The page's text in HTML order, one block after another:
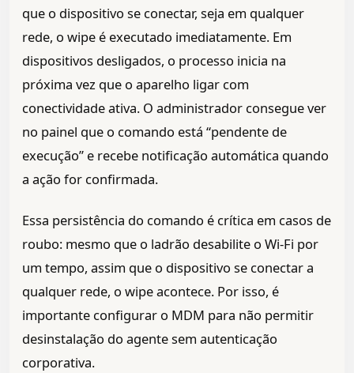
que o dispositivo se conectar, seja em qualquer
rede, o wipe é executado imediatamente. Em
dispositivos desligados, o processo inicia na
próxima vez que o aparelho ligar com
conectividade ativa. O administrador consegue ver
no painel que o comando está “pendente de
execução” e recebe notificação automática quando
a ação for confirmada.
Essa persistência do comando é crítica em casos de
roubo: mesmo que o ladrão desabilite o Wi-Fi por
um tempo, assim que o dispositivo se conectar a
qualquer rede, o wipe acontece. Por isso, é
importante configurar o MDM para não permitir
desinstalação do agente sem autenticação
corporativa.